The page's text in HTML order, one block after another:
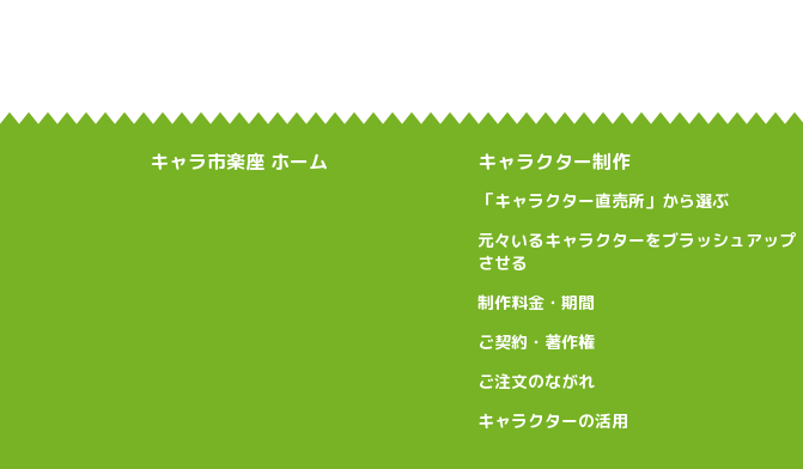
キャラ市楽座 ホーム キャラクター制作
「キャラクター直売所」から選ぶ
元々いるキャラクターをブラッシュアップ
させる
制作料金・期間
ご契約・著作権
ご注文のながれ
キャラクターの活用